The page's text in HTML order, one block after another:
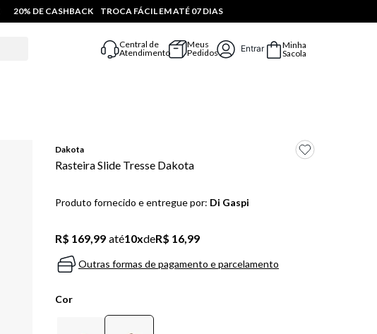
20% DE CASHBACK TROCA FÁCIL EM ATÉ 07 DIAS
Central de
Atendimento
Meus
Pedidos
Entrar
Minha
Sacola
Dakota
Rasteira Slide Tresse Dakota
Produto fornecido e entregue por: Di Gaspi
R$ 169,99 até10xdeR$ 16,99
Outras formas de pagamento e parcelamento
Cor